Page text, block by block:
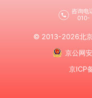
咨询电
010-
© 2013-2026北
京公网
京ICP